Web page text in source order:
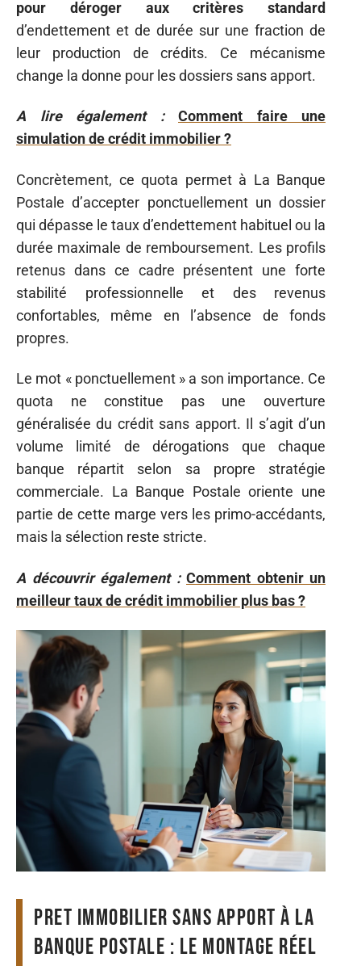
pour déroger aux critères standard
d’endettement et de durée sur une fraction de
leur production de crédits. Ce mécanisme
change la donne pour les dossiers sans apport.
A lire également :
Comment faire une
simulation de crédit immobilier ?
Concrètement, ce quota permet à La Banque
Postale d’accepter ponctuellement un dossier
qui dépasse le taux d’endettement habituel ou la
durée maximale de remboursement. Les profils
retenus dans ce cadre présentent une forte
stabilité professionnelle et des revenus
confortables, même en l’absence de fonds
propres.
Le mot « ponctuellement » a son importance. Ce
quota ne constitue pas une ouverture
généralisée du crédit sans apport. Il s’agit d’un
volume limité de dérogations que chaque
banque répartit selon sa propre stratégie
commerciale. La Banque Postale oriente une
partie de cette marge vers les primo-accédants,
mais la sélection reste stricte.
A découvrir également : Comment obtenir un
meilleur taux de crédit immobilier plus bas ?
Pret immobilier sans apport à La
Banque Postale : le montage réel